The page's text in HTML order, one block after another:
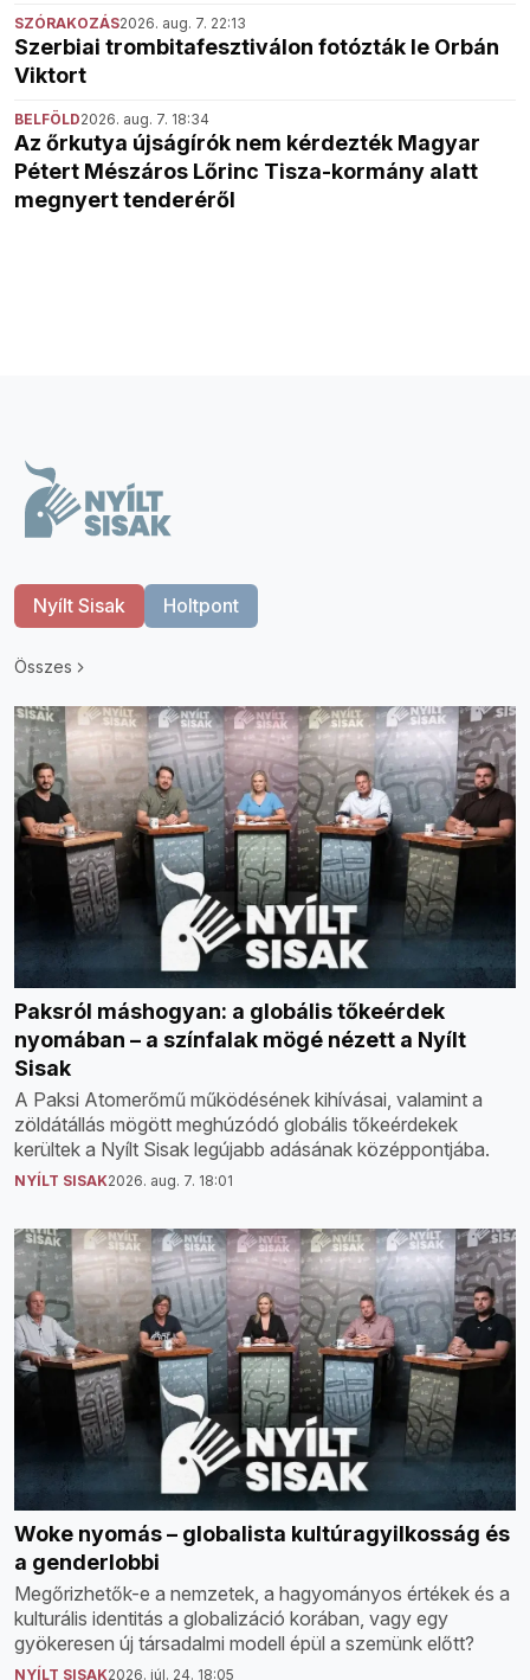
SZÓRAKOZÁS2026. aug. 7. 22:13
Szerbiai trombitafesztiválon fotózták le Orbán
Viktort
BELFÖLD2026. aug. 7. 18:34
Az őrkutya újságírók nem kérdezték Magyar
Pétert Mészáros Lőrinc Tisza-kormány alatt
megnyert tenderéről
Nyílt Sisak Holtpont
Összes
Paksról máshogyan: a globális tőkeérdek
nyomában – a színfalak mögé nézett a Nyílt
Sisak
A Paksi Atomerőmű működésének kihívásai, valamint a
zöldátállás mögött meghúzódó globális tőkeérdekek
kerültek a Nyílt Sisak legújabb adásának középpontjába.
NYÍLT SISAK2026. aug. 7. 18:01
Woke nyomás – globalista kultúragyilkosság és
a genderlobbi
Megőrizhetők-e a nemzetek, a hagyományos értékek és a
kulturális identitás a globalizáció korában, vagy egy
gyökeresen új társadalmi modell épül a szemünk előtt?
NYÍLT SISAK2026. júl. 24. 18:05